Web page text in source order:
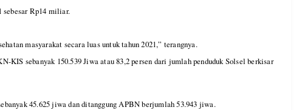
sebesar Rp14 miliar.
masyarakat secara luas untuk tahun 2021,” terangnya.
KIS sebanyak 150.539 Jiwa atau 83,2 persen dari jumlah penduduk Solsel berkisar
45.625 jiwa dan ditanggung APBN berjumlah 53.943 jiwa.